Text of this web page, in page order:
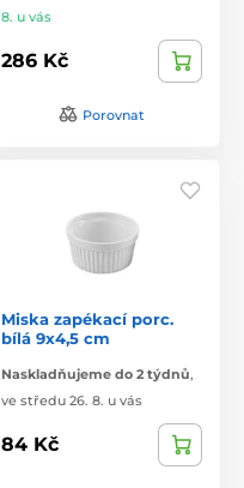
8. u vás
286 Kč
Porovnat
Miska zapékací porc.
bílá 9x4,5 cm
Naskladňujeme do 2 týdnů,
ve středu 26. 8. u vás
84 Kč